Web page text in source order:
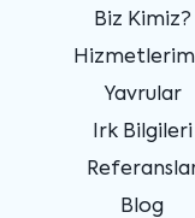
Biz Kimiz?
Yavrular
Irk Bilgileri
Blog